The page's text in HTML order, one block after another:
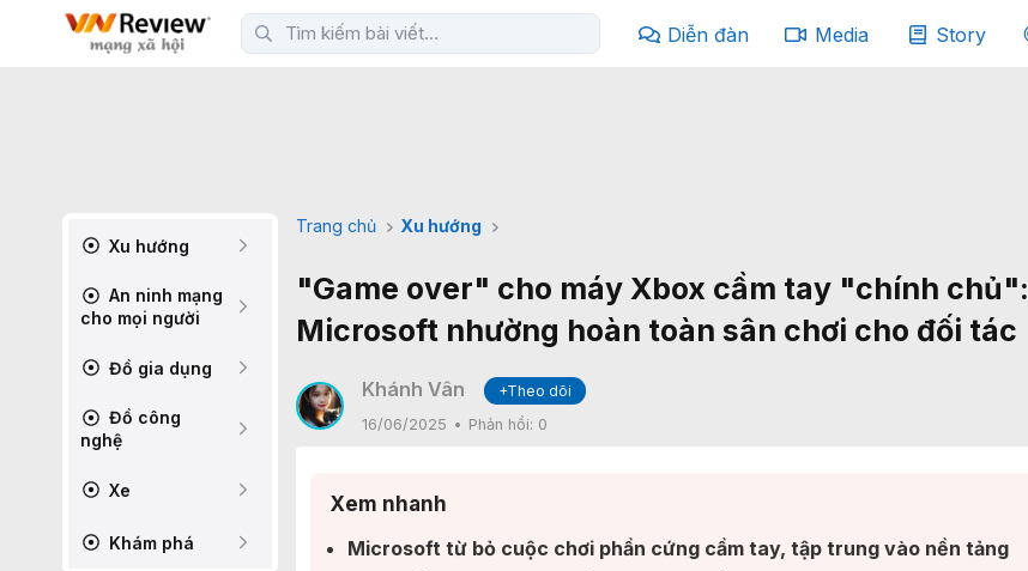
Diễn đàn Media Story
Xu hướng
An ninh mạng
cho mọi người
Đồ gia dụng
Đồ công
nghệ
Xe
Khám phá
Trang chủ Xu hướng
"Game over" cho máy Xbox cầm tay "chính chủ":
Microsoft nhường hoàn toàn sân chơi cho đối tác
Khánh Vân
+Theo dõi
16/06/2025
Phản hồi: 0
Xem nhanh
Microsoft từ bỏ cuộc chơi phần cứng cầm tay, tập trung vào nền tảng​